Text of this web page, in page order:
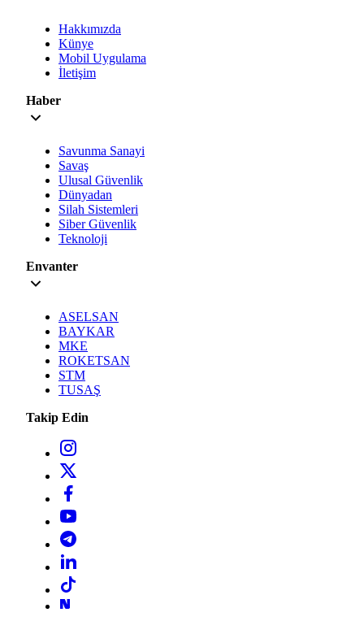
Hakkımızda
Künye
Mobil Uygulama
İletişim
Haber
Savunma Sanayi
Savaş
Ulusal Güvenlik
Dünyadan
Silah Sistemleri
Siber Güvenlik
Teknoloji
Envanter
ASELSAN
BAYKAR
MKE
ROKETSAN
STM
TUSAŞ
Takip Edin